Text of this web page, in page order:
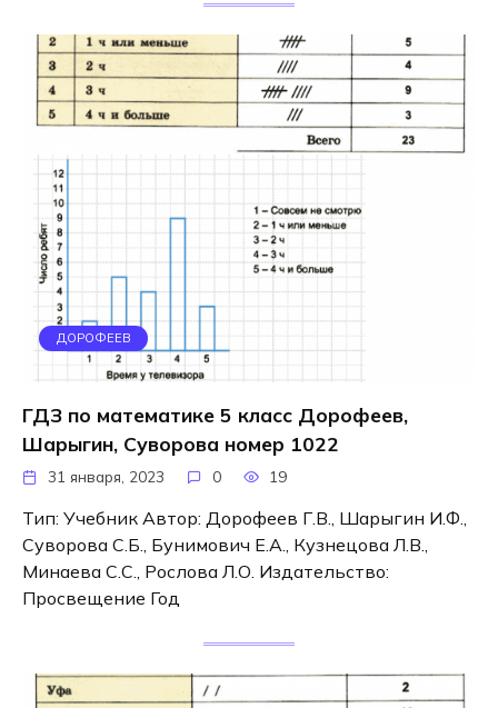
ДОРОФЕЕВ
ГДЗ по математике 5 класс Дорофеев,
Шарыгин, Суворова номер 1022
31 января, 2023 0 19
Тип: Учебник Автор: Дорофеев Г.В., Шарыгин И.Ф.,
Суворова С.Б., Бунимович Е.А., Кузнецова Л.В.,
Минаева С.С., Рослова Л.О. Издательство:
Просвещение Год